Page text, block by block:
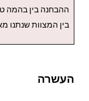
ההבחנה בין בהמה
בין המצוות שנתנו
העשרה